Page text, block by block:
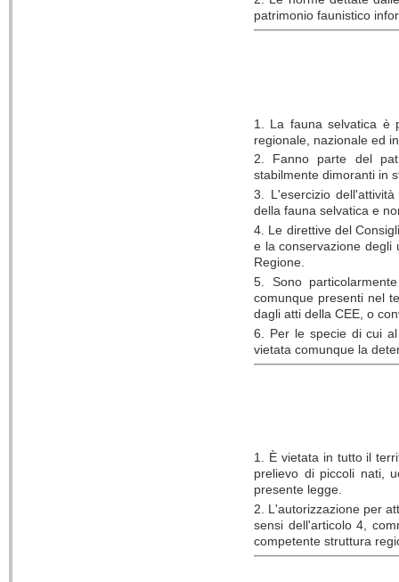
patrimonio faunistico
1. La fauna selvatica è
regionale, nazionale ed
2. Fanno parte del
stabilmente dimoranti in
3. L'esercizio
della fauna selvatica e
4. Le direttive del
e la conservazione degli
Regione.
5. Sono
comunque presenti nel
dagli atti della CEE, o
6. Per le specie di cui
vietata comunque la
1. È vietata in tutto il
prelievo di piccoli nati,
presente legge.
2. L'autorizzazione per
sensi dell'articolo 4,
competente struttura